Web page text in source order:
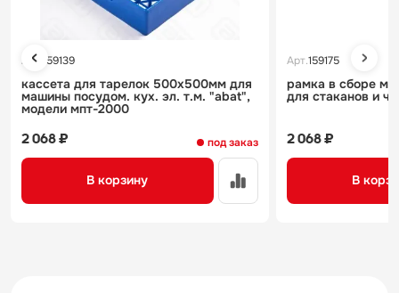
Арт. 159139
кассета для тарелок 500х500мм для
машины посудом. кух. эл. т.м. "abat",
модели мпт-2000
под заказ
2 068 ₽
В корзину
Арт.159175
рамка в сборе
для стаканов и
2 068 ₽
В